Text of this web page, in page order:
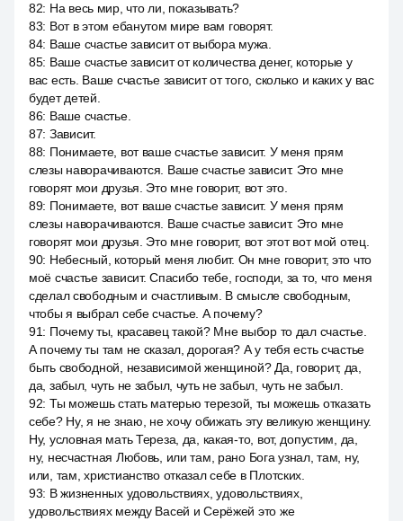
82: На весь мир, что ли, показывать?
83: Вот в этом ебанутом мире вам говорят.
84: Ваше счастье зависит от выбора мужа.
85: Ваше счастье зависит от количества денег, которые у
вас есть. Ваше счастье зависит от того, сколько и каких у вас
будет детей.
86: Ваше счастье.
87: Зависит.
88: Понимаете, вот ваше счастье зависит. У меня прям
слезы наворачиваются. Ваше счастье зависит. Это мне
говорят мои друзья. Это мне говорит, вот это.
89: Понимаете, вот ваше счастье зависит. У меня прям
слезы наворачиваются. Ваше счастье зависит. Это мне
говорят мои друзья. Это мне говорит, вот этот вот мой отец.
90: Небесный, который меня любит. Он мне говорит, это что
моё счастье зависит. Спасибо тебе, господи, за то, что меня
сделал свободным и счастливым. В смысле свободным,
чтобы я выбрал себе счастье. А почему?
91: Почему ты, красавец такой? Мне выбор то дал счастье.
А почему ты там не сказал, дорогая? А у тебя есть счастье
быть свободной, независимой женщиной? Да, говорит, да,
да, забыл, чуть не забыл, чуть не забыл, чуть не забыл.
92: Ты можешь стать матерью терезой, ты можешь отказать
себе? Ну, я не знаю, не хочу обижать эту великую женщину.
Ну, условная мать Тереза, да, какая-то, вот, допустим, да,
ну, несчастная Любовь, или там, рано Бога узнал, там, ну,
или, там, христианство отказал себе в Плотских.
93: В жизненных удовольствиях, удовольствиях,
удовольствиях между Васей и Серёжей это же